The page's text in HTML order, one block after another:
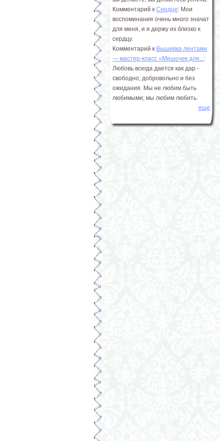
Комментарий к Сердце: Мои
воспоминания очень много значат
для меня, и я держу их близко к
сердцу.
Комментарий к Вышивка лентами
― мастер-класс «Мешочек для...:
Любовь всегда дается как дар -
свободно, добровольно и без
ожидания. Мы не любим быть
любимыми; мы любим любить.
еще